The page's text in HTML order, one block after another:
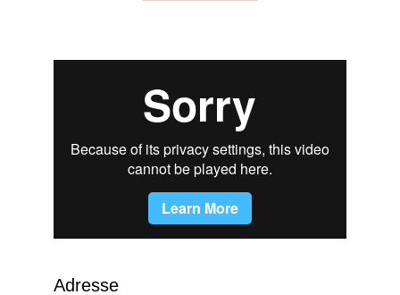
Adresse